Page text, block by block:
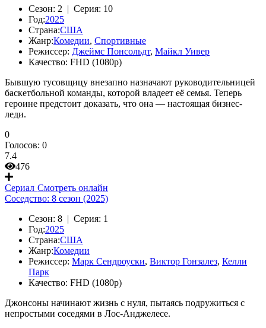
Сезон: 2 | Серия: 10
Год:2025
Страна:США
Жанр:Комедии, Спортивные
Режиссер: Джеймс Понсольдт, Майкл Уивер
Качество: FHD (1080p)
Бывшую тусовщицу внезапно назначают руководительницей
баскетбольной команды, которой владеет её семья. Теперь
героине предстоит доказать, что она — настоящая бизнес-
леди.
0
Голосов: 0
7.4
476
Сериал Смотреть онлайн
Соседство: 8 сезон (2025)
Сезон: 8 | Серия: 1
Год:2025
Страна:США
Жанр:Комедии
Режиссер: Марк Сендроуски, Виктор Гонзалез, Келли
Парк
Качество: FHD (1080p)
Джонсоны начинают жизнь с нуля, пытаясь подружиться с
непростыми соседями в Лос-Анджелесе.